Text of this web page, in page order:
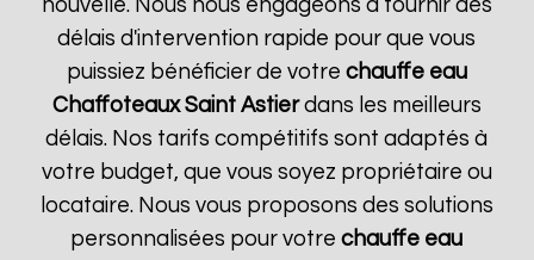
nouvelle. Nous nous engageons à fournir des
délais d'intervention rapide pour que vous
puissiez bénéficier de votre chauffe eau
Chaffoteaux Saint Astierdans les meilleurs
délais. Nos tarifs compétitifs sont adaptés à
votre budget, que vous soyez propriétaire ou
locataire. Nous vous proposons des solutions
personnalisées pour votrechauffe eau